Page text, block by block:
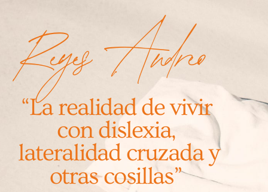
Reyes Andreo
“La realidad de vivir
con dislexia,
lateralidad cruzada y
otras cosillas”